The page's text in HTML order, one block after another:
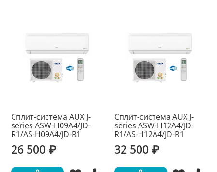
Сплит-система AUX J-
series ASW-H09A4/JD-
R1/AS-H09A4/JD-R1
26 500 ₽
Сплит-система AUX J-
series ASW-H12A4/JD-
R1/AS-H12A4/JD-R1
32 500 ₽